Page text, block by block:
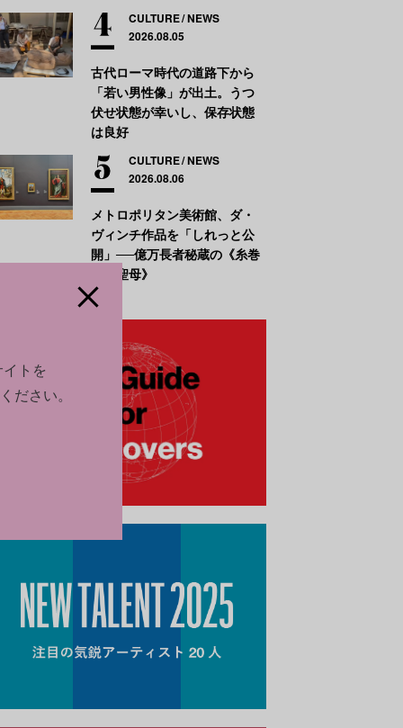
CULTURE NEWS
2026.08.05
古代ローマ時代の道路下から
「若い男性像」が出土。うつ
伏せ状態が幸いし、保存状態
は良好
CULTURE NEWS
2026.08.06
メトロポリタン美術館、ダ・
ヴィンチ作品を「しれっと公
開」──億万長者秘蔵の《糸巻
きの聖母》
トを
ださい。